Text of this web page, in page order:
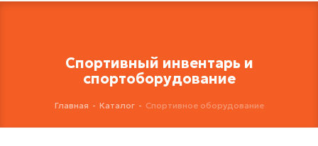
Спортивный инвентарь и
спортоборудование
Главная - Каталог - Спортивное оборудование